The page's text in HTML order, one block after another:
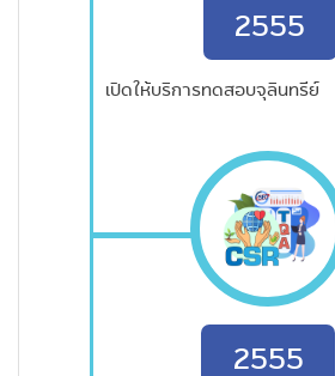
2555
เปิดให้บริการทดสอ
2555